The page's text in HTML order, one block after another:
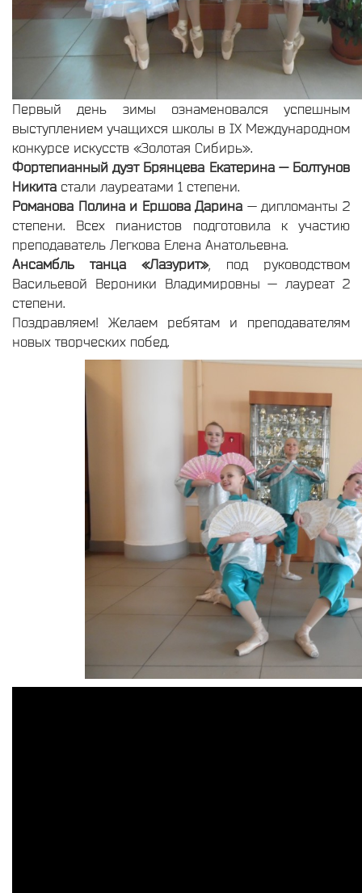
Первый день зимы ознаменовался успешным
выступлением учащихся школы в IX Международном
конкурсе искусств «Золотая Сибирь».
Фортепианный дуэт Брянцева Екатерина — Болтунов
Никита стали лауреатами 1 степени.
Романова Полина и Ершова Дарина — дипломанты 2
степени. Всех пианистов подготовила к участию
преподаватель Легкова Елена Анатольевна.
Ансамбль танца «Лазурит», под руководством
Васильевой Вероники Владимировны — лауреат 2
степени.
Поздравляем! Желаем ребятам и преподавателям
новых творческих побед.